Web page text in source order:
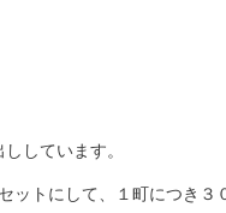
しています。
ットにして、１町につき３